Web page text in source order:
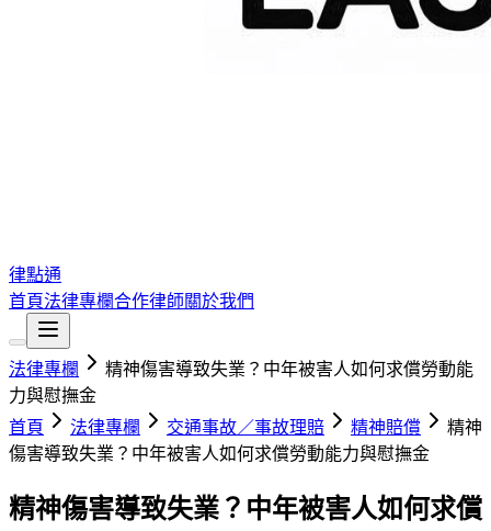
律點通
首頁法律專欄合作律師關於我們
法律專欄
精神傷害導致失業？中年被害人如何求償勞動能
力與慰撫金
首頁
法律專欄 交通事故／事故理賠 精神賠償
精神
傷害導致失業？中年被害人如何求償勞動能力與慰撫金
精神傷害導致失業？中年被害人如何求償